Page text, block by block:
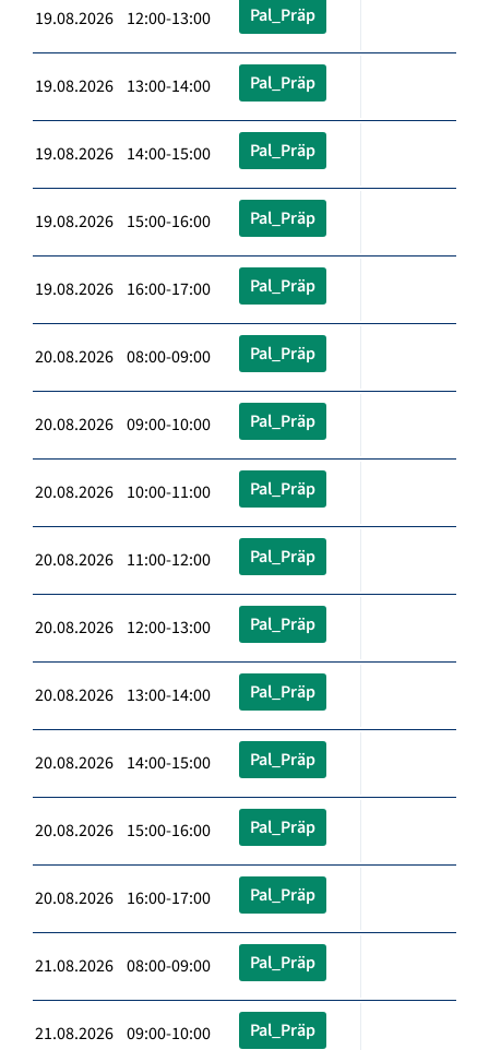
19.08.2026 12:00-13:00 Pal_Präp
19.08.2026 13:00-14:00 Pal_Präp
19.08.2026 14:00-15:00 Pal_Präp
19.08.2026 15:00-16:00 Pal_Präp
19.08.2026 16:00-17:00 Pal_Präp
20.08.2026 08:00-09:00 Pal_Präp
20.08.2026 09:00-10:00 Pal_Präp
20.08.2026 10:00-11:00 Pal_Präp
20.08.2026 11:00-12:00 Pal_Präp
20.08.2026 12:00-13:00 Pal_Präp
20.08.2026 13:00-14:00 Pal_Präp
20.08.2026 14:00-15:00 Pal_Präp
20.08.2026 15:00-16:00 Pal_Präp
20.08.2026 16:00-17:00 Pal_Präp
21.08.2026 08:00-09:00 Pal_Präp
21.08.2026 09:00-10:00 Pal_Präp